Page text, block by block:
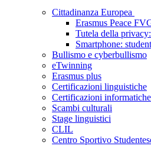
Cittadinanza Europea
Erasmus Peace
Tutela della
Smartphone:
Bullismo e cyberbullismo
eTwinning
Erasmus plus
Certificazioni linguistiche
Certificazioni informatiche
Scambi culturali
Stage linguistici
CLIL
Centro Sportivo